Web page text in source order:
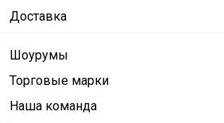
Доставка
Шоурумы
Торговые марки
Наша команда